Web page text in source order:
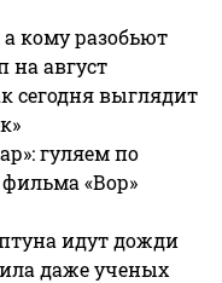
кому разобьют
на август
сегодня выглядит
гуляем по
«Вор»
идут дожди
даже ученых